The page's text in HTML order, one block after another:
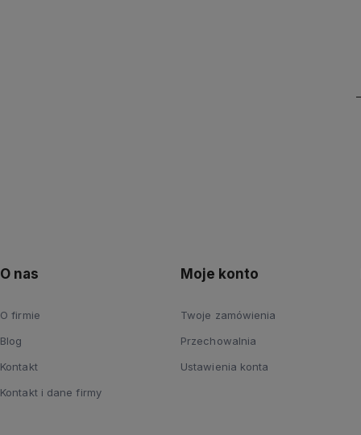
O nas
O firmie
Blog
Kontakt
Kontakt i dane firmy
Moje konto
Twoje zamówienia
Przechowalnia
Ustawienia konta